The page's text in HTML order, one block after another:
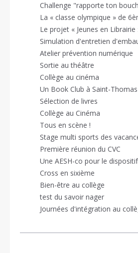
Challenge "rapporte ton
La « classe olympique » de
Le projet « Jeunes en Librairie
Simulation d'entretien
Atelier prévention numérique
Sortie au théâtre
Collège au cinéma
Un Book Club à Saint-Thomas
Sélection de livres
Collège au Cinéma
Tous en scène !
Stage multi sports des
Première réunion du CVC
Une AESH-co pour le
Cross en sixième
Bien-être au collège
test du savoir nager
Journées d'intégration au